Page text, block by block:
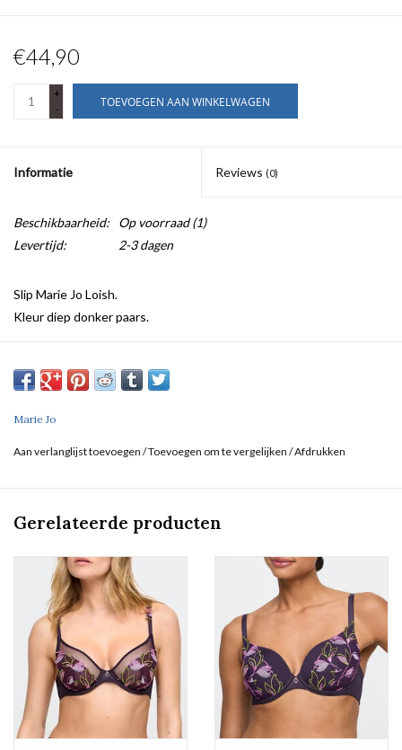
€44,90
+
-
TOEVOEGEN AAN WINKELWAGEN
Informatie Reviews (0)
Beschikbaarheid: Op voorraad(1)
Levertijd:
2-3 dagen
Slip Marie Jo Loish.
Kleur diep donker paars.
Marie Jo
Aan verlanglijst toevoegen /Toevoegen om te vergelijken /Afdrukken
Gerelateerde producten